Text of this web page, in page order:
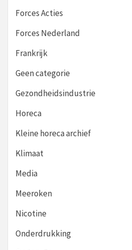
Forces Acties
Forces Nederland
Frankrijk
Geen categorie
Gezondheidsindustrie
Horeca
Kleine horeca archief
Klimaat
Media
Meeroken
Nicotine
Onderdrukking